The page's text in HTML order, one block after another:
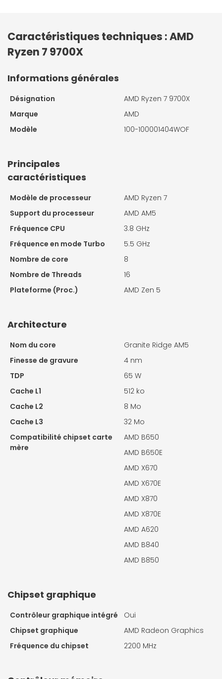
Caractéristiques techniques : AMD
Ryzen 7 9700X
Informations générales
Désignation
AMD Ryzen 7 9700X
Marque
AMD
Modèle
100-100001404WOF
Principales
caractéristiques
Modèle de processeur
AMD Ryzen 7
Support du processeur
AMD AM5
Fréquence CPU
3.8 GHz
Fréquence en mode Turbo
5.5 GHz
Nombre de core
8
Nombre de Threads
16
Plateforme (Proc.)
AMD Zen 5
Architecture
Nom du core
Granite Ridge AM5
Finesse de gravure
4 nm
TDP
65 W
Cache L1
512 ko
Cache L2
8 Mo
Cache L3
32 Mo
Compatibilité chipset carte
mère
AMD B650
AMD B650E
AMD X670
AMD X670E
AMD X870
AMD X870E
AMD A620
AMD B840
AMD B850
Chipset graphique
Contrôleur graphique intégré
Oui
Chipset graphique
AMD Radeon Graphics
Fréquence du chipset
2200 MHz